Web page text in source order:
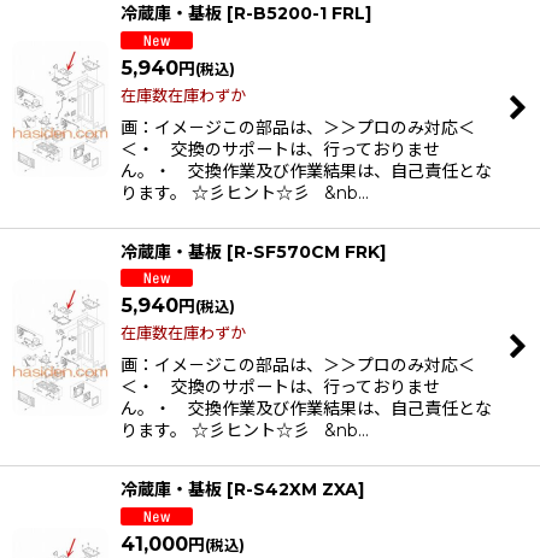
冷蔵庫・基板 [R-B5200-1 FRL]
5,940円 (税込)
在庫数在庫わずか
画：イメ－ジこの部品は、＞＞プロのみ対応＜
＜・ 交換のサポートは、行っておりませ
ん。・ 交換作業及び作業結果は、自己責任とな
ります。 ☆彡ヒント☆彡 &nb…
冷蔵庫・基板 [R-SF570CM FRK]
5,940円 (税込)
在庫数在庫わずか
画：イメ－ジこの部品は、＞＞プロのみ対応＜
＜・ 交換のサポートは、行っておりませ
ん。・ 交換作業及び作業結果は、自己責任とな
ります。 ☆彡ヒント☆彡 &nb…
冷蔵庫・基板 [R-S42XM ZXA]
41,000円 (税込)